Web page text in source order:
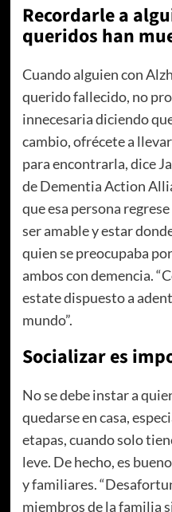
Recordarle a
queridos han
Cuando alguien con
querido fallecido, no
innecesaria diciendo
cambio, ofrécete a
para encontrarla, dice
de Dementia Action
que esa persona
ser amable y estar
quien se preocupaba
ambos con demencia.
estate dispuesto a
mundo”.
Socializar es
No se debe instar a
quedarse en casa,
etapas, cuando solo
leve. De hecho, es
y familiares.
miembros de la familia